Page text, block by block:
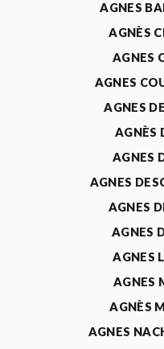
AGNES
AGNÈS
AGNES
AGNES
AGNES
AGNÈS
AGNES
AGNES
AGNES
AGNES
AGNES
AGNES
AGNÈS
AGNES